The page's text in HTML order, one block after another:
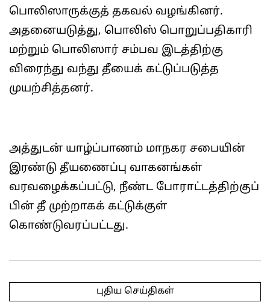
பொலிஸாருக்குத் தகவல் வழங்கினர்.
அதனையடுத்து, பொலிஸ் பொறுப்பதிகாரி
மற்றும் பொலிஸார் சம்பவ இடத்திற்கு
விரைந்து வந்து தீயைக் கட்டுப்படுத்த
முயற்சித்தனர்.
அத்துடன் யாழ்ப்பாணம் மாநகர சபையின்
இரண்டு தீயணைப்பு வாகனங்கள்
வரவழைக்கப்பட்டு, நீண்ட போராட்டத்திற்குப்
பின் தீ முற்றாகக் கட்டுக்குள்
கொண்டுவரப்பட்டது.
06-
புதிய செய்திகள்